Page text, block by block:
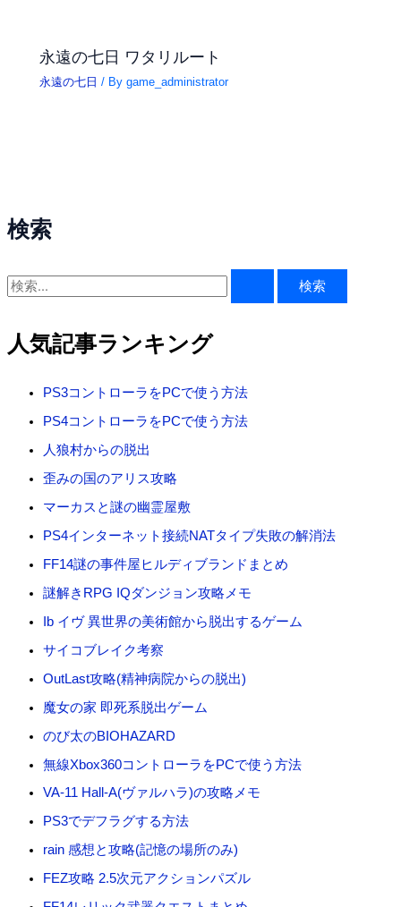
検索
検
対
象
人気記事ランキング
PS3コントローラをPCで使う方法
PS4コントローラをPCで使う方法
人狼村からの脱出
歪みの国のアリス攻略
マーカスと謎の幽霊屋敷
PS4インターネット接続NATタイプ失敗の解消法
FF14謎の事件屋ヒルディブランドまとめ
謎解きRPG IQダンジョン攻略メモ
Ib イヴ 異世界の美術館から脱出するゲーム
サイコブレイク考察
OutLast攻略(精神病院からの脱出)
魔女の家 即死系脱出ゲーム
のび太のBIOHAZARD
無線Xbox360コントローラをPCで使う方法
VA-11 Hall-A(ヴァルハラ)の攻略メモ
PS3でデフラグする方法
rain 感想と攻略(記憶の場所のみ)
FEZ攻略 2.5次元アクションパズル
永遠の七日 ワタリルート
永遠の七日 / Bygame_administrator